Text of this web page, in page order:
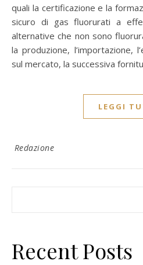
quali la certificazione e la
sicuro di gas fluorurati a
alternative che non sono
la produzione, l’importazione,
sul mercato, la successiva
LEGGI
Redazione
Recent Posts